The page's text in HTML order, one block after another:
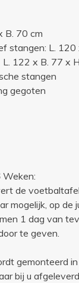
B. 70 cm
stangen: L.
122 x B. 77 x
stangen
gegoten
Weken:
de
mogelijk, op de
1 dag van
te geven.
gemonteerd
bij u